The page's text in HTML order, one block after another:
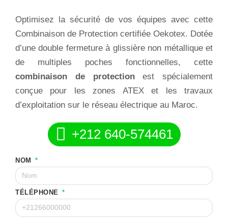
Optimisez la sécurité de vos équipes avec cette
Combinaison de Protection certifiée Oekotex. Dotée
d’une double fermeture à glissière non métallique et
de multiples poches fonctionnelles, cette
combinaison de protectionest spécialement
conçue pour les zones ATEX et les travaux
d’exploitation sur le réseau électrique au Maroc.
+212 640-574461
NOM
TÉLÉPHONE